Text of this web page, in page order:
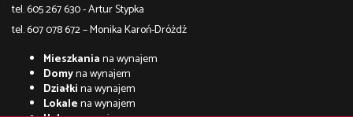
tel. 605 267 630 - Artur Stypka
tel. 607 078 672 – Monika Karoń-Dróżdż
Mieszkaniana wynajem
Domyna wynajem
Działkina wynajem
Lokalena wynajem